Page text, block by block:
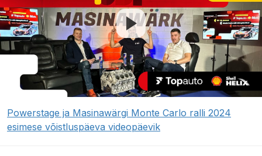
Powerstage ja Masinawärgi Monte Carlo ralli 2024
esimese võistluspäeva videopäevik